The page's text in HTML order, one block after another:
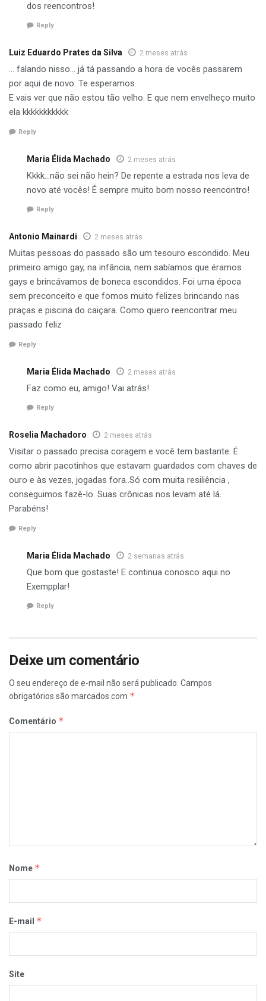
dos reencontros!
Reply
Luiz Eduardo Prates da Silva 2 meses atrás
… falando nisso… já tá passando a hora de vocês passarem
por aqui de novo. Te esperamos.
E vais ver que não estou tão velho. E que nem envelheço muito
ela kkkkkkkkkkk
Reply
Maria Élida Machado 2 meses atrás
Kkkk…não sei não hein? De repente a estrada nos leva de
novo até vocês! É sempre muito bom nosso reencontro!
Reply
Antonio Mainardi 2 meses atrás
Muitas pessoas do passado são um tesouro escondido. Meu
primeiro amigo gay, na infância, nem sabíamos que éramos
gays e brincávamos de boneca escondidos. Foi uma época
sem preconceito e que fomos muito felizes brincando nas
praças e piscina do caiçara. Como quero reencontrar meu
passado feliz
Reply
Maria Élida Machado 2 meses atrás
Faz como eu, amigo! Vai atrás!
Reply
Roselia Machadoro 2 meses atrás
Visitar o passado precisa coragem e você tem bastante. É
como abrir pacotinhos que estavam guardados com chaves de
ouro e às vezes, jogadas fora..Só com muita resiliência ,
conseguimos fazê-lo. Suas crônicas nos levam até lá.
Parabéns!
Reply
Maria Élida Machado 2 semanas atrás
Que bom que gostaste! E continua conosco aqui no
Exempplar!
Reply
Deixe um comentário
O seu endereço de e-mail não será publicado. Campos
obrigatórios são marcados com *
Comentário *
Nome *
E-mail *
Site